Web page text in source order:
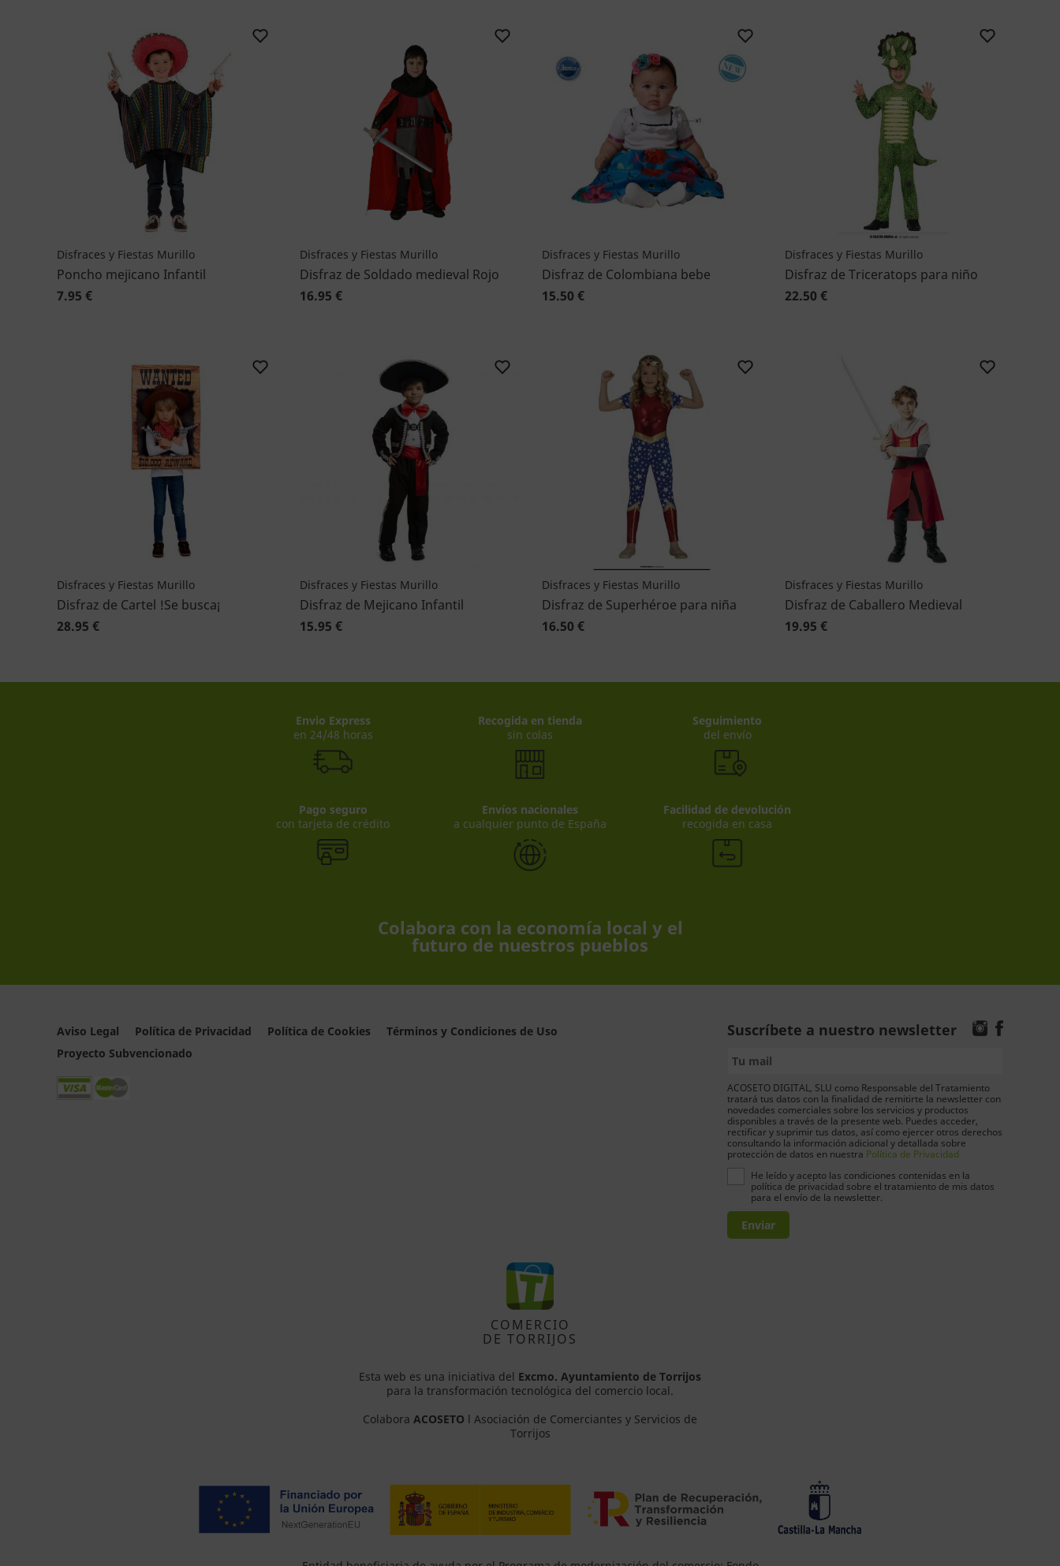
Disfraces y Fiestas Murillo
Poncho mejicano Infantil
7.95 €
Disfraces y Fiestas Murillo
Disfraz de Soldado medieval Rojo
16.95 €
Disfraces y Fiestas Murillo
Disfraz de Colombiana bebe
15.50 €
Disfraces y Fiestas Murillo
Disfraz de Triceratops para niño
22.50 €
Disfraces y Fiestas Murillo
Disfraz de Cartel !Se busca¡
28.95 €
Disfraces y Fiestas Murillo
Disfraz de Mejicano Infantil
15.95 €
Disfraces y Fiestas Murillo
Disfraz de Superhéroe para niña
16.50 €
Disfraces y Fiestas Murillo
Disfraz de Caballero Medieval
19.95 €
Envio Express
en 24/48 horas
Recogida en tienda
sin colas
Seguimiento
del envío
Pago seguro
con tarjeta de crédito
Envíos nacionales
a cualquier punto de España
Facilidad de devolución
recogida en casa
Colabora con la economía local y el
futuro de nuestros pueblos
Aviso Legal Política de Privacidad Política de Cookies
Términos y Condiciones de Uso
Proyecto Subvencionado
Suscríbete a nuestro newsletter
ACOSETO DIGITAL, SLU como Responsable del Tratamiento
tratará tus datos con la finalidad de remitirte la newsletter con
novedades comerciales sobre los servicios y productos
disponibles a través de la presente web. Puedes acceder,
rectificar y suprimir tus datos, así como ejercer otros derechos
consultando la información adicional y detallada sobre
protección de datos en nuestra Política de Privacidad
He leído y acepto las condiciones contenidas en la
política de privacidad sobre el tratamiento de mis datos
para el envío de la newsletter.
Enviar
COMERCIO
DE TORRIJOS
Esta web es una iniciativa del Excmo. Ayuntamiento de Torrijos
para la transformación tecnológica del comercio local.
Colabora ACOSETO l Asociación de Comerciantes y Servicios de
Torrijos